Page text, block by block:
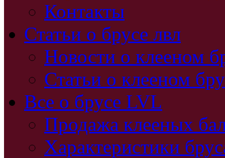
Контакты
Статьи о брусе лвл
Новости о клееном
Статьи о клееном
Все о брусе LVL
Продажа клееных
Характеристики